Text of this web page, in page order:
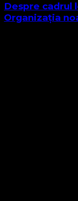
Despre cadrul
Organizația